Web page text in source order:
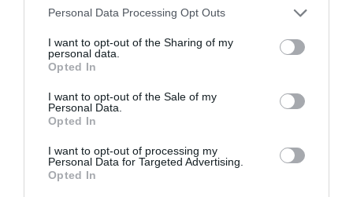
Personal Data Processing Opt Outs
I want to opt-out of the Sharing of my
personal data.
Opted In
I want to opt-out of the Sale of my
Personal Data.
Opted In
I want to opt-out of processing my
Personal Data for Targeted Advertising.
Opted In
La industria opina
Mariela Villar Heidelberger
Por más empresas activas que cuiden a sus equipos